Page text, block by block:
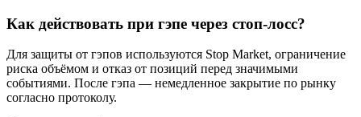
Как действовать при гэпе через стоп‑лосс?
Для защиты от гэпов используются Stop Market, ограничение
риска объёмом и отказ от позиций перед значимыми
событиями. После гэпа — немедленное закрытие по рынку
согласно протоколу.